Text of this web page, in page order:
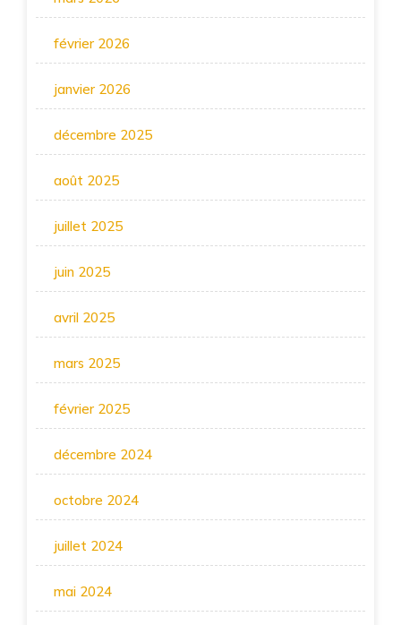
février 2026
janvier 2026
décembre 2025
août 2025
juillet 2025
juin 2025
avril 2025
mars 2025
février 2025
décembre 2024
octobre 2024
juillet 2024
mai 2024